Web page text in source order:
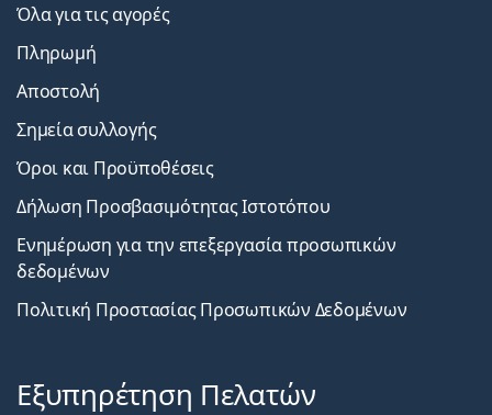
Όλα για τις αγορές
Πληρωμή
Αποστολή
Σημεία συλλογής
Όροι και Προϋποθέσεις
Δήλωση Προσβασιμότητας Ιστοτόπου
Ενημέρωση για την επεξεργασία προσωπικών
δεδομένων
Πολιτική Προστασίας Προσωπικών Δεδομένων
Εξυπηρέτηση Πελατών